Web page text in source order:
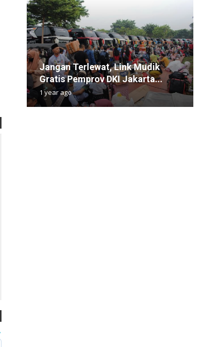
Jangan Terlewat, Link Mudik
Gratis Pemprov DKI Jakarta...
1 year ago